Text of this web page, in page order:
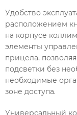
Удобство
расположением
на корпусе
элементы
прицела,
подсветки без
необходимые
зоне доступа.
Универсальный